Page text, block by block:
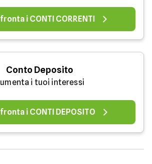
i CONTI CORRENTI
Conto Deposito
i tuoi interessi
i CONTI DEPOSITO